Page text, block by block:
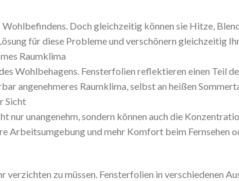
Doch gleichzeitig können sie Hitze,
für diese Probleme und verschönern gleichzeitig
Raumklima
Wohlbehagens. Fensterfolien reflektieren einen Teil
angenehmeres Raumklima, selbst an heißen
Sicht
nur unangenehm, sondern können auch die
Arbeitsumgebung und mehr Komfort beim Fernsehen
verzichten zu müssen. Fensterfolien in verschiedenen